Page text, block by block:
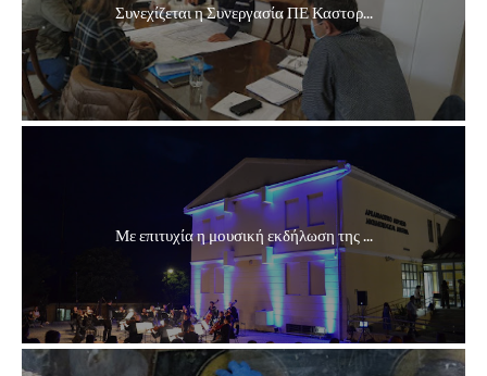
Συνεχίζεται η Συνεργασία ΠΕ Καστορ...
Με επιτυχία η μουσική εκδήλωση της ...